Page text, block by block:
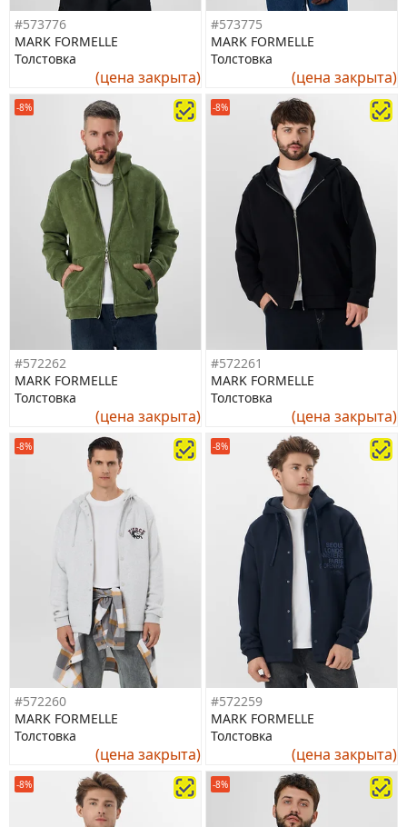
#573776
MARK FORMELLE
Толстовка
(цена закрыта)
#573775
MARK FORMELLE
Толстовка
(цена закрыта)
-8%
#572262
MARK FORMELLE
Толстовка
(цена закрыта)
-8%
#572261
MARK FORMELLE
Толстовка
(цена закрыта)
-8%
#572260
MARK FORMELLE
Толстовка
(цена закрыта)
-8%
#572259
MARK FORMELLE
Толстовка
(цена закрыта)
-8% -8%